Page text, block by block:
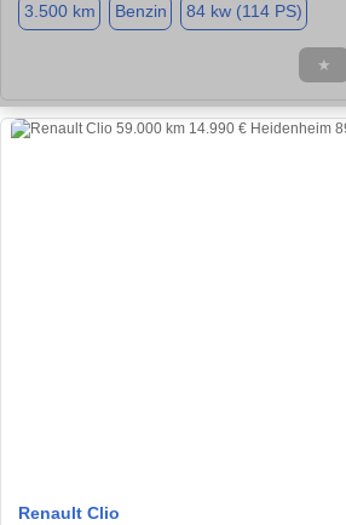
3.500 km Benzin 84 kw (114 PS)
★
Renault Clio